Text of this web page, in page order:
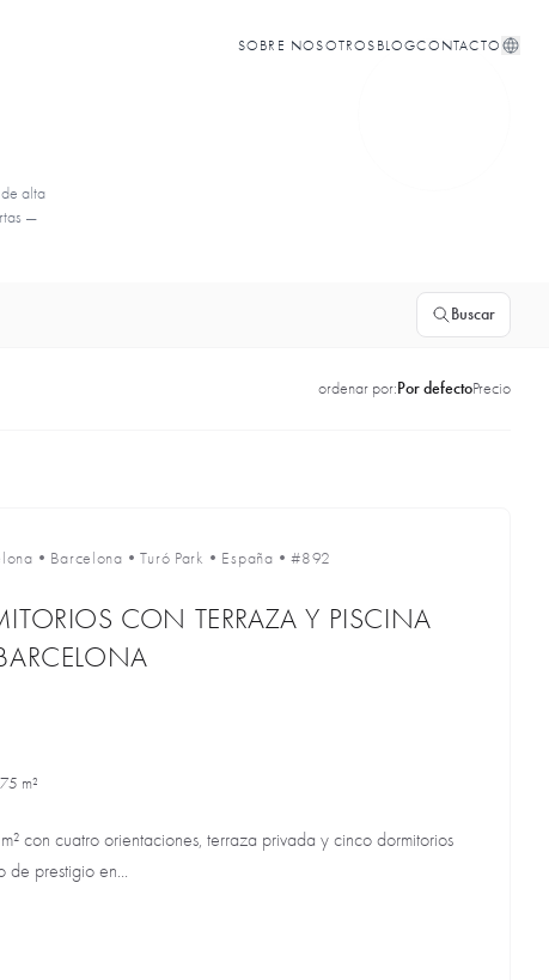
SOBRE NOSOTROS BLOGCONTACTO
alta
—
Buscar
ordenar por:Por defectoPrecio
• Barcelona •Turó Park • España •#892
CON TERRAZA Y PISCINA
m²
con cuatro orientaciones, terraza privada y cinco dormitorios
de prestigio en...